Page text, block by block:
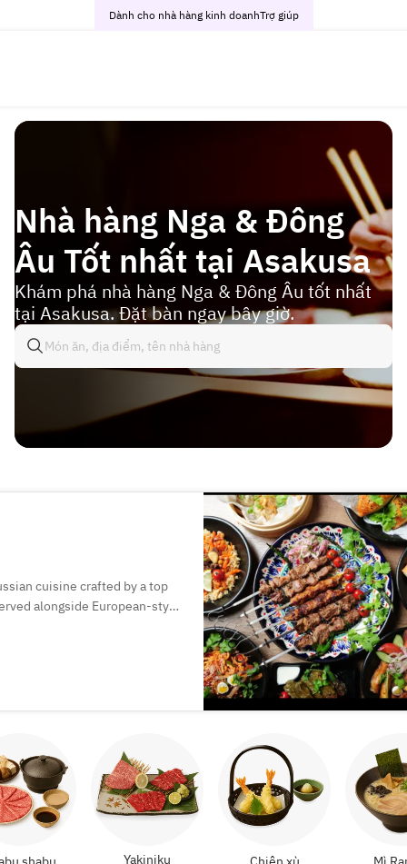
Dành cho nhà hàng kinh doanhTrợ giúp
Nhà hàng Nga & Đông
Âu Tốt nhất tại Asakusa
Khám phá nhà hàng Nga & Đông Âu tốt nhất
tại Asakusa. Đặt bàn ngay bây giờ.
cuisine crafted by a top
alongside European-style
Yakiniku